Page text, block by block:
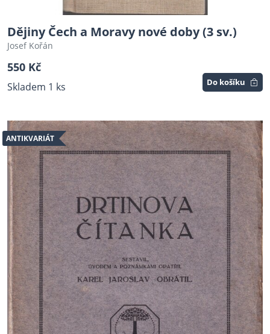
Dějiny Čech a Moravy nové doby (3 sv.)
Josef Kořán
550 Kč
Skladem 1 ks Do košíku
ANTIKVARIÁT